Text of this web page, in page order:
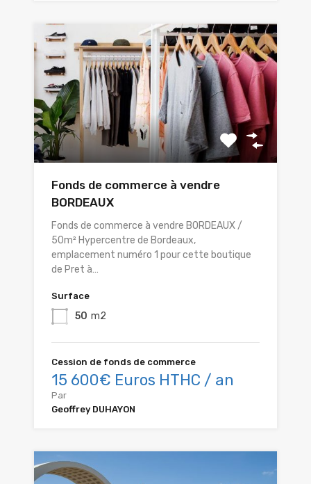
Fonds de commerce à vendre
BORDEAUX
Fonds de commerce à vendre BORDEAUX /
50m² Hypercentre de Bordeaux,
emplacement numéro 1 pour cette boutique
de Pret à…
Surface
50 m2
Cession de fonds de commerce
15 600€ Euros HTHC / an
Par
Geoffrey DUHAYON